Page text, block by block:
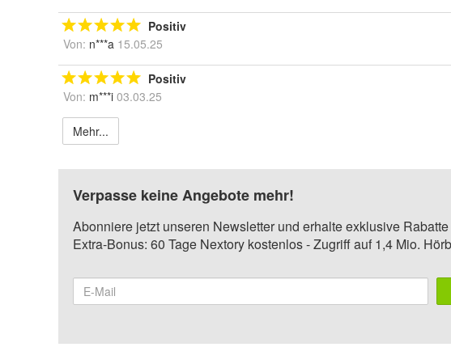
Positiv
Von: n***a 15.05.25
Positiv
Von: m***i 03.03.25
Mehr...
Verpasse keine Angebote mehr!
Abonniere jetzt unseren Newsletter und erhalte exklusive
Extra-Bonus: 60 Tage Nextory kostenlos - Zugriff auf 1,4 Mio.